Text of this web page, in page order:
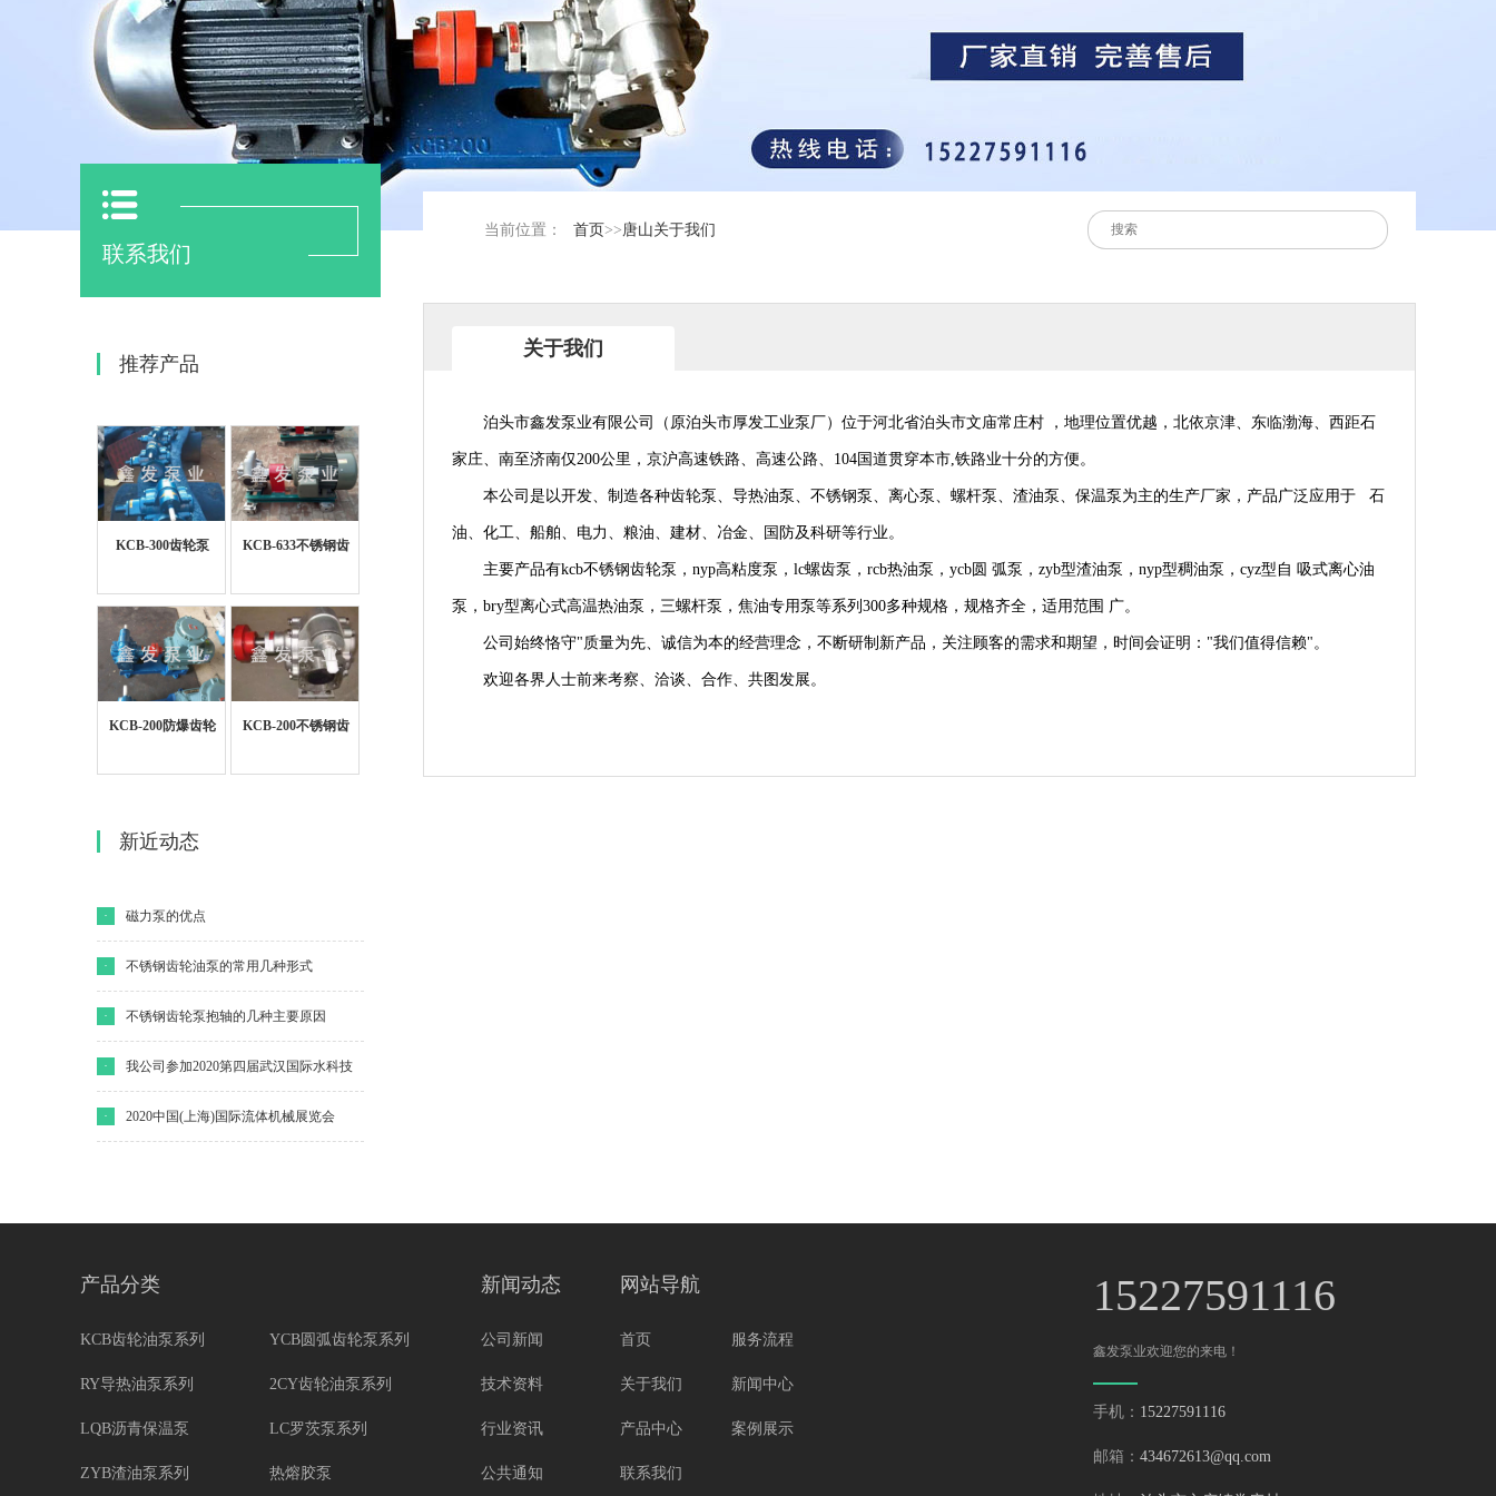
联系我们
推荐产品
KCB-300齿轮泵
KCB-633不锈钢齿
KCB-200防爆齿轮
KCB-200不锈钢齿
新近动态
· 磁力泵的优点
· 不锈钢齿轮油泵的常用几种形式
· 不锈钢齿轮泵抱轴的几种主要原因
· 我公司参加2020第四届武汉国际水科技
博览会
· 2020中国(上海)国际流体机械展览会
当前位置： 首页>>唐山关于我们
关于我们
泊头市鑫发泵业有限公司（原泊头市厚发工业泵厂）位于河北省泊头市文庙常庄村 ，地理位置优越，北依京津、东临渤海、西距石
家庄、南至济南仅200公里，京沪高速铁路、高速公路、104国道贯穿本市,铁路业十分的方便。
本公司是以开发、制造各种齿轮泵、导热油泵、不锈钢泵、离心泵、螺杆泵、渣油泵、保温泵为主的生产厂家，产品广泛应用于 石
油、化工、船舶、电力、粮油、建材、冶金、国防及科研等行业。
主要产品有kcb不锈钢齿轮泵，nyp高粘度泵，lc螺齿泵，rcb热油泵，ycb圆 弧泵，zyb型渣油泵，nyp型稠油泵，cyz型自 吸式离心油
泵，bry型离心式高温热油泵，三螺杆泵，焦油专用泵等系列300多种规格，规格齐全，适用范围 广。
公司始终恪守"质量为先、诚信为本的经营理念，不断研制新产品，关注顾客的需求和期望，时间会证明："我们值得信赖"。
欢迎各界人士前来考察、洽谈、合作、共图发展。
产品分类
KCB齿轮油泵系列 YCB圆弧齿轮泵系列
RY导热油泵系列 2CY齿轮油泵系列
LQB沥青保温泵 LC罗茨泵系列
ZYB渣油泵系列 热熔胶泵
新闻动态
公司新闻
技术资料
行业资讯
公共通知
网站导航
首页 服务流程
关于我们 新闻中心
产品中心 案例展示
联系我们
15227591116
鑫发泵业欢迎您的来电！
手机： 15227591116
邮箱： 434672613@qq.com